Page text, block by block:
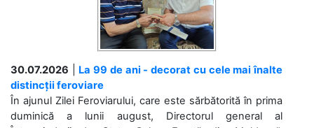
30.07.2026
La 99 de ani - decorat cu cele mai înalte
distincții feroviare
În ajunul Zilei Feroviarului, care este sărbătorită în prima
duminică a lunii august, Directorul general al